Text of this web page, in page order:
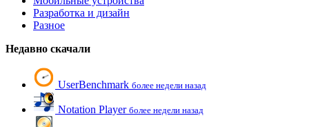
Разработка и дизайн
Разное
Недавно скачали
UserBenchmark более недели назад
Notation Player более недели назад